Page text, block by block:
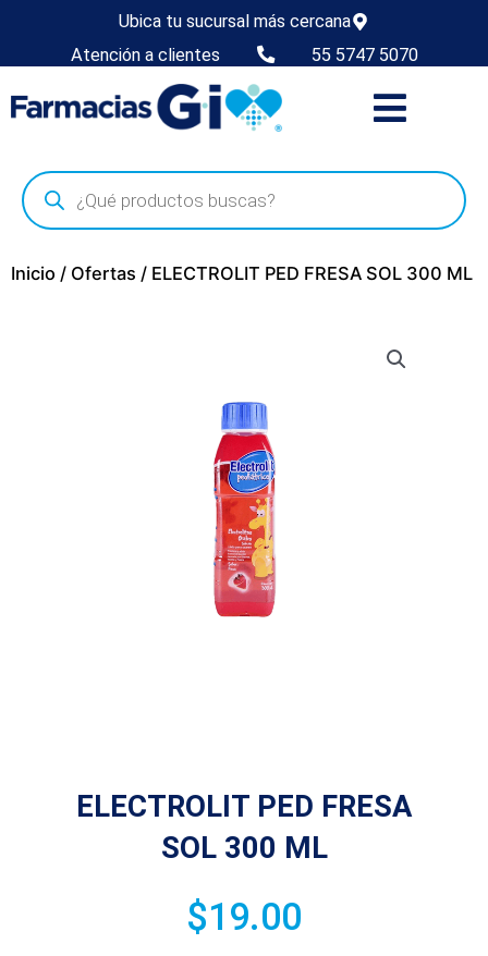
Ubica tu sucursal más cercana
Atención a clientes
55 5747 5070
Inicio / Ofertas / ELECTROLIT PED FRESA SOL 300 ML
ELECTROLIT PED FRESA
SOL 300 ML
$19.00